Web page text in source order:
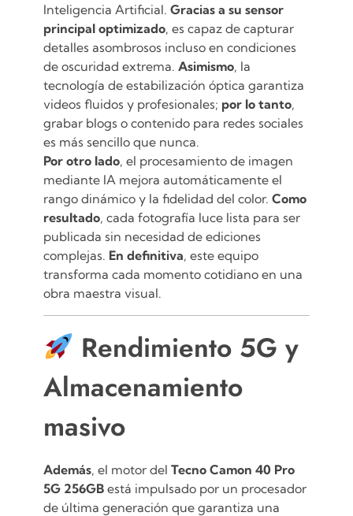
Inteligencia Artificial. Gracias a su sensor
principal optimizado, es capaz de capturar
detalles asombrosos incluso en condiciones
de oscuridad extrema. Asimismo, la
tecnología de estabilización óptica garantiza
videos fluidos y profesionales; por lo tanto,
grabar blogs o contenido para redes sociales
es más sencillo que nunca.
Por otro lado, el procesamiento de imagen
mediante IA mejora automáticamente el
rango dinámico y la fidelidad del color. Como
resultado, cada fotografía luce lista para ser
publicada sin necesidad de ediciones
complejas. En definitiva, este equipo
transforma cada momento cotidiano en una
obra maestra visual.
Rendimiento 5G y
Almacenamiento
masivo
Además, el motor del Tecno Camon 40 Pro
5G 256GB está impulsado por un procesador
de última generación que garantiza una